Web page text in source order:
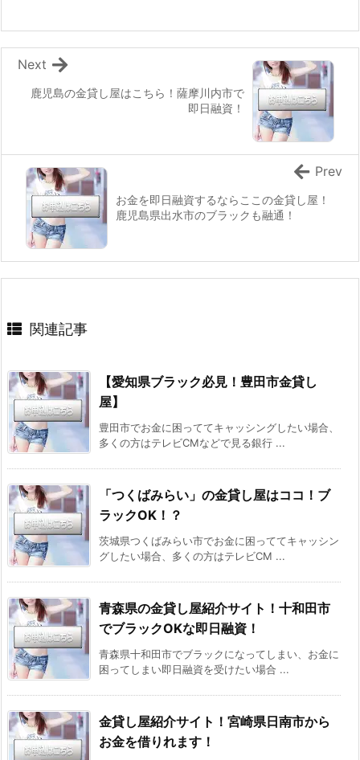
鹿児島の金貸し屋はこちら！薩摩川内市で
即日融資！
Next
お金を即日融資するならここの金貸し屋！
鹿児島県出水市のブラックも融通！
Prev
関連記事
【愛知県ブラック必見！豊田市金貸し
屋】
豊田市でお金に困っててキャッシングしたい場合、
多くの方はテレビCMなどで見る銀行 ...
「つくばみらい」の金貸し屋はココ！ブ
ラックOK！？
茨城県つくばみらい市でお金に困っててキャッシン
グしたい場合、多くの方はテレビCM ...
青森県の金貸し屋紹介サイト！十和田市
でブラックOKな即日融資！
青森県十和田市でブラックになってしまい、お金に
困ってしまい即日融資を受けたい場合 ...
金貸し屋紹介サイト！宮崎県日南市から
お金を借りれます！